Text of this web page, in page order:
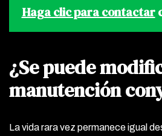
Haga clic para contactar
¿Se puede
manutención
La vida rara vez permanece igual